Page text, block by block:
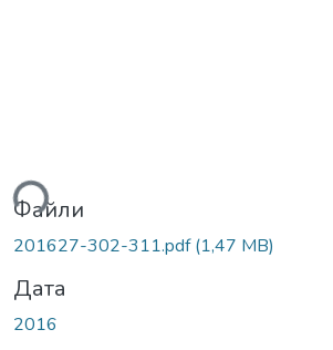
Файли
201627-302-311.pdf(1,47 MB)
Дата
2016